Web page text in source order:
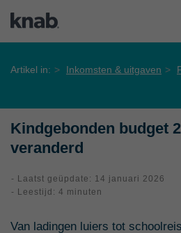
Artikel in: Inkomsten & uitgaven
Kindgebonden budget
veranderd
- Laatst geüpdate: 14 januari 2026
- Leestijd: 4 minuten
Van ladingen luiers tot